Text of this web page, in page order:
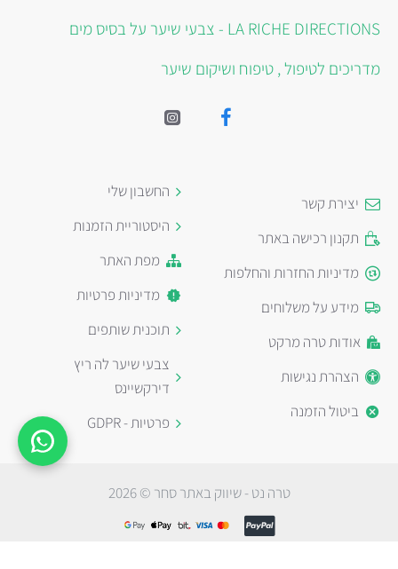
LA RICHE DIRECTIONS - צבעי שיער על בסיס מים
מדריכים לטיפול , טיפוח ושיקום שיער
יצירת קשר
תקנון רכישה באתר
מדיניות החזרות והחלפות
מידע על משלוחים
אודות טרה מרקט
הצהרת נגישות
ביטול הזמנה
החשבון שלי
היסטוריית הזמנות
מפת האתר
מדיניות פרטיות
תוכנית שותפים
צבעי שיער לה ריץ
דירקשיינס
פרטיות - GDPR
טרה נט - שיווק באתר סחר © 2026